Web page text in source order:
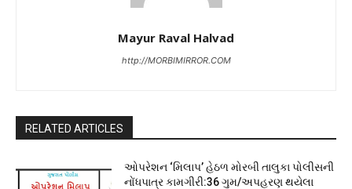
Mayur Raval Halvad
http://MORBIMIRROR.COM
RELATED ARTICLES
ઓપરેશન ‘મિલાપ’ હેઠળ મોરબી તાલુકા પોલીસની
નોંધપાત્ર કામગીરી:36 ગુમ/અપહરણ થયેલા